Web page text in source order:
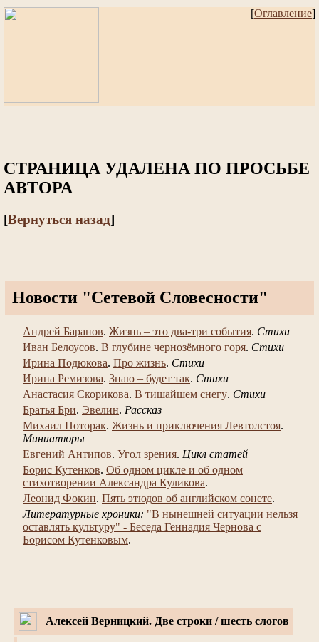
[Оглавление]
СТРАНИЦА УДАЛЕНА ПО ПРОСЬБЕ
АВТОРА
[Вернуться назад]
Новости "Сетевой Словесности"
Андрей Баранов. Жизнь – это два-три события. Стихи
Иван Белоусов. В глубине чернозёмного горя. Стихи
Ирина Подюкова. Про жизнь. Стихи
Ирина Ремизова. Знаю – будет так. Стихи
Анастасия Скорикова. В тишайшем снегу. Стихи
Братья Бри. Эвелин. Рассказ
Михаил Поторак. Жизнь и приключения Левтолстоя.
Миниатюры
Евгений Антипов. Угол зрения. Цикл статей
Борис Кутенков. Об одном цикле и об одном
стихотворении Александра Куликова.
Леонид Фокин. Пять этюдов об английском сонете.
Литературные хроники: "В нынешней ситуации нельзя
оставлять культуру" - Беседа Геннадия Чернова с
Борисом Кутенковым.
Алексей Верницкий. Две строки / шесть слогов